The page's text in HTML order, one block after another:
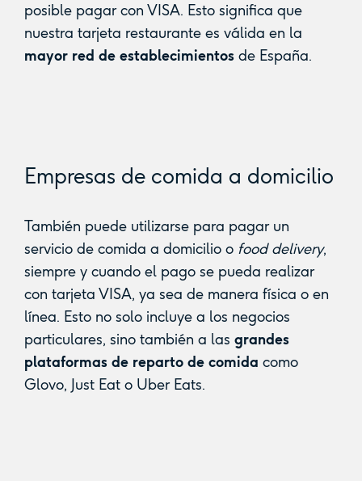
posible pagar con VISA. Esto significa que
nuestra tarjeta restaurante es válida en la
mayor red de establecimientosde España.
Empresas de comida a domicilio
También puede utilizarse para pagar un
servicio de comida a domicilio o food delivery,
siempre y cuando el pago se pueda realizar
con tarjeta VISA, ya sea de manera física o en
línea. Esto no solo incluye a los negocios
particulares, sino también a las grandes
plataformas de reparto de comida como
Glovo, Just Eat o Uber Eats.